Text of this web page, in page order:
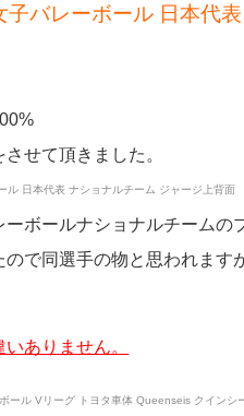
子バレーボール 日本代
せて頂きました。
ボールナショナルチームの
ので同選手の物と思われま
ありません。